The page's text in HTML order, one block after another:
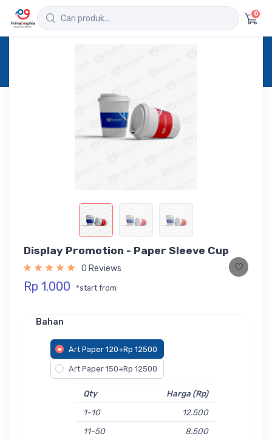
0
Display Promotion - Paper Sleeve Cup
0 Reviews
Rp 1.000 *start from
Bahan
Art Paper 120+Rp 12500
Art Paper 150+Rp 12500
Qty
Harga (Rp)
1-10
12.500
11-50
8.500